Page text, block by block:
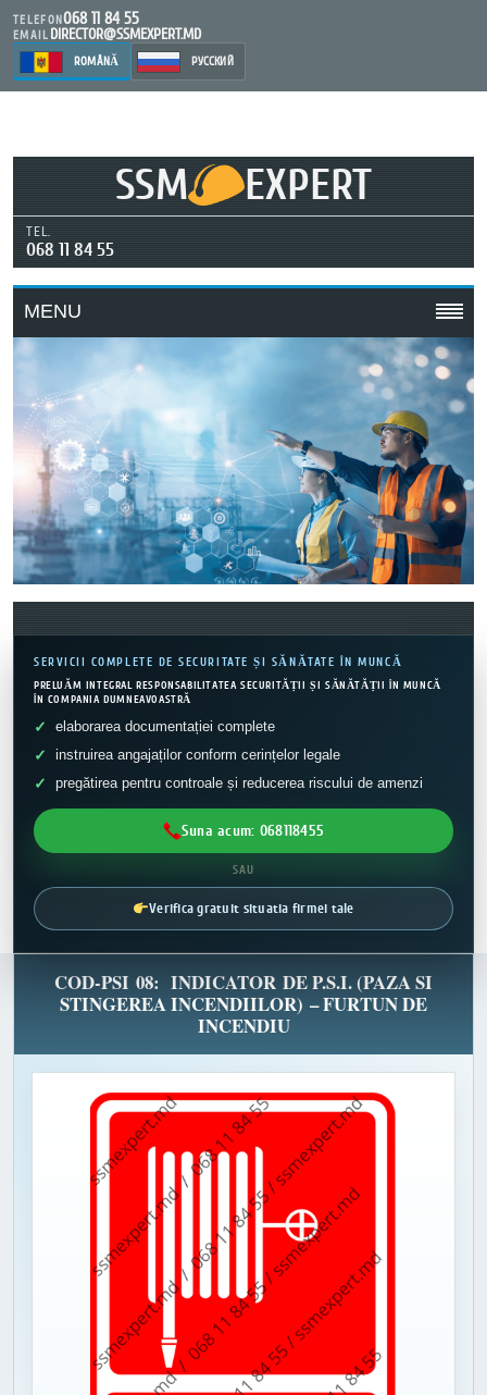
TELEFON068 11 84 55
EMAIL DIRECTOR@SSMEXPERT.MD
ROMÂNĂ РУССКИЙ
SSM EXPERT
TEL.
068 11 84 55
MENU
SERVICII COMPLETE DE SECURITATE ȘI SĂNĂTATE ÎN MUNCĂ
PRELUĂM INTEGRAL RESPONSABILITATEA SECURITĂȚII ȘI SĂNĂTĂȚII ÎN MUNCĂ
ÎN COMPANIA DUMNEAVOASTRĂ
elaborarea documentației complete
instruirea angajaților conform cerințelor legale
pregătirea pentru controale și reducerea riscului de amenzi
Suna acum: 068118455
SAU
Verifica gratuit situatia firmei tale
COD-PSI 08: INDICATOR DE P.S.I. (PAZA SI
STINGEREA INCENDIILOR) – FURTUN DE
INCENDIU